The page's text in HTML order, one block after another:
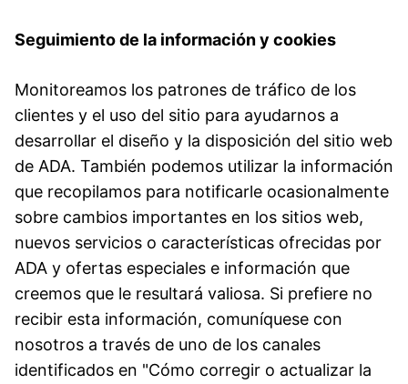
Seguimiento de la información y cookies
Monitoreamos los patrones de tráfico de los
clientes y el uso del sitio para ayudarnos a
desarrollar el diseño y la disposición del sitio web
de ADA. También podemos utilizar la información
que recopilamos para notificarle ocasionalmente
sobre cambios importantes en los sitios web,
nuevos servicios o características ofrecidas por
ADA y ofertas especiales e información que
creemos que le resultará valiosa. Si prefiere no
recibir esta información, comuníquese con
nosotros a través de uno de los canales
identificados en "Cómo corregir o actualizar la